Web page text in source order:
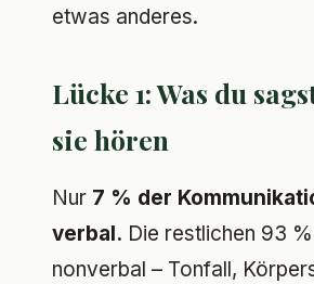
etwas anderes.
Lücke 1: Was du
sie hören
Nur 7 % der
verbal. Die restlichen 93
nonverbal – Tonfall,